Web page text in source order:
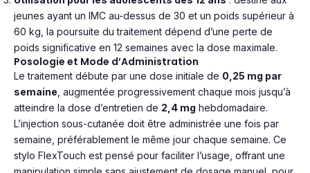
jeunes ayant un IMC au-dessus de 30 et un poids supérieur à
60 kg, la poursuite du traitement dépend d’une perte de
poids significative en 12 semaines avec la dose maximale.
Posologie et Mode d’Administration
Le traitement débute par une dose initiale de 0,25 mg par
semaine , augmentée progressivement chaque mois jusqu’à
atteindre la dose d’entretien de 2,4 mg hebdomadaire.
L’injection sous-cutanée doit être administrée une fois par
semaine, préférablement le même jour chaque semaine. Ce
stylo FlexTouch est pensé pour faciliter l’usage, offrant une